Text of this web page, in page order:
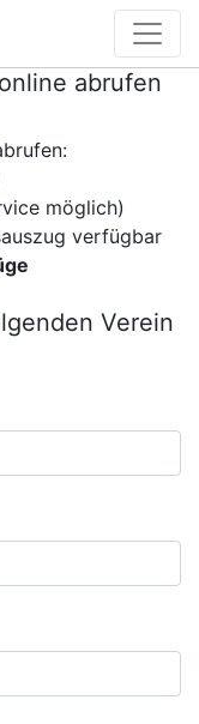
abrufen
möglich)
verfügbar
Verein